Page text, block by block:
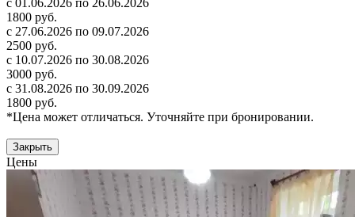
1800 руб.
с 27.06.2026 по 09.07.2026
2500 руб.
с 10.07.2026 по 30.08.2026
3000 руб.
с 31.08.2026 по 30.09.2026
1800 руб.
*Цена может отличаться. Уточняйте при бронировании.
Закрыть
Цены